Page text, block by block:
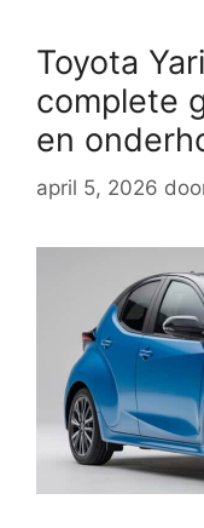
Toyota
complete
en
april 5, 2026